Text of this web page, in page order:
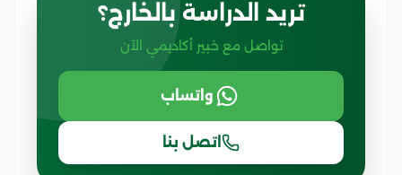
تريد الدراسة بالخارج؟
تواصل مع خبير أكاديمي الآن
واتساب
اتصل بنا